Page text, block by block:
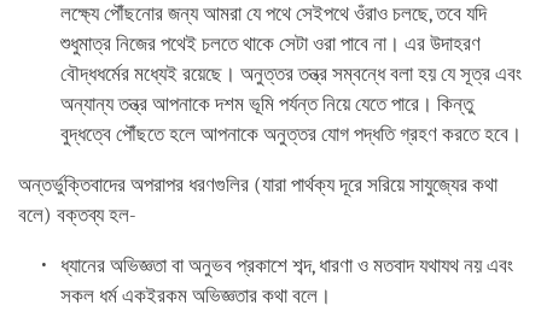
লক্ষ্যে পৌঁছনোর জন্য আমরা যে পথে সেইপথে ওঁরাও চলছে, তবে যদি
শুধুমাত্র নিজের পথেই চলতে থাকে সেটা ওরা পাবে না। এর উদাহরণ
বৌদ্ধধর্মের মধ্যেই রয়েছে। অনুত্তর তন্ত্র সম্বন্ধে বলা হয় যে সূত্র এবং
অন্যান্য তন্ত্র আপনাকে দশম ভূমি পর্যন্ত নিয়ে যেতে পারে। কিন্তু
বুদ্ধত্বে পৌঁছতে হলে আপনাকে অনুত্তর যোগ পদ্ধতি গ্রহণ করতে হবে।
অন্তর্ভুক্তিবাদের অপরাপর ধরণগুলির (যারা পার্থক্য দূরে সরিয়ে সাযুজ্যের কথা
বলে) বক্তব্য হল-
ধ্যানের অভিজ্ঞতা বা অনুভব প্রকাশে শব্দ, ধারণা ও মতবাদ যথাযথ নয় এবং
সকল ধর্ম একইরকম অভিজ্ঞতার কথা বলে।